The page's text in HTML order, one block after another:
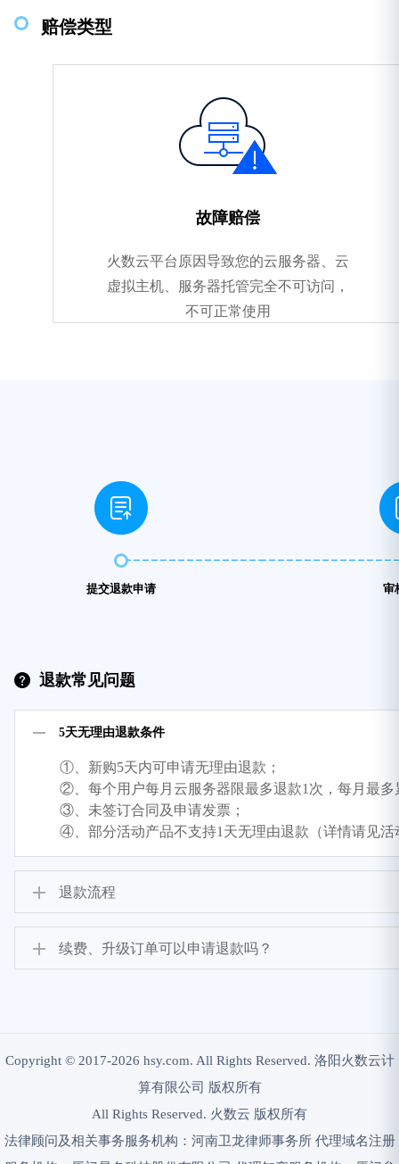
赔偿类型
故障赔偿
火数云平台原因导致您的云服务器、云
虚拟主机、服务器托管完全不可访问，
不可正常使用
提交退款申请 审
退款常见问题
5天无理由退款条件
①、新购5天内可申请无理由退款；
②、每个用户每月云服务器限最多退款1次，每月最
③、未签订合同及申请发票；
④、部分活动产品不支持1天无理由退款（详情请见活
退款流程
续费、升级订单可以申请退款吗？
Copyright © 2017-2026 hsy.com. All Rights Reserved. 洛阳火数云计
算有限公司 版权所有
All Rights Reserved. 火数云 版权所有
法律顾问及相关事务服务机构：河南卫龙律师事务所 代理域名注册